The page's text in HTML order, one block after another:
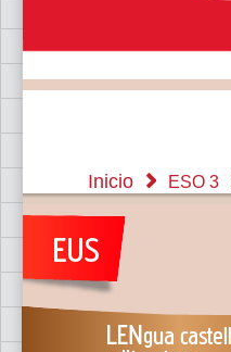
Inicio ESO 3